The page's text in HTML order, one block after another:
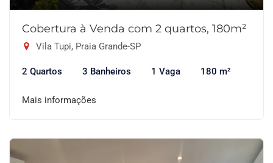
Cobertura à Venda com 2 quartos, 180m²
Vila Tupi, Praia Grande-SP
2 Quartos 3 Banheiros 1 Vaga 180 m²
Mais informações